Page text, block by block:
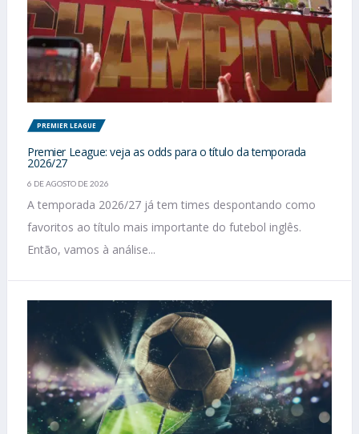
PREMIER LEAGUE
Premier League: veja as odds para o título da temporada
2026/27
6 DE AGOSTO DE 2026
A temporada 2026/27 já tem times despontando como
favoritos ao título mais importante do futebol inglês.
Então, vamos à análise...